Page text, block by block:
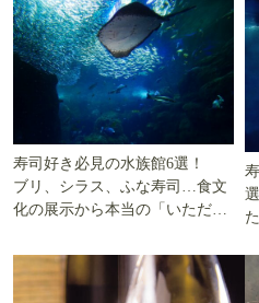
寿司好き必見の水族館6選！
ブリ、シラス、ふな寿司…食文
化の展示から本当の「いただき